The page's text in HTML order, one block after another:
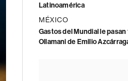
Latinoamérica
MÉXICO
Gastos del Mundial le pasan
Ollamani de Emilio